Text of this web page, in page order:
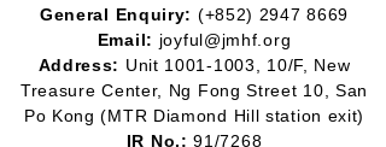
General Enquiry: (+852) 2947 8669
Email: joyful@jmhf.org
Address: Unit 1001-1003
, 10/F, New
Treasure Center, Ng Fong Street 10, San
Po Kong(MTR Diamond Hill station exit)
IR No.: 91/7268